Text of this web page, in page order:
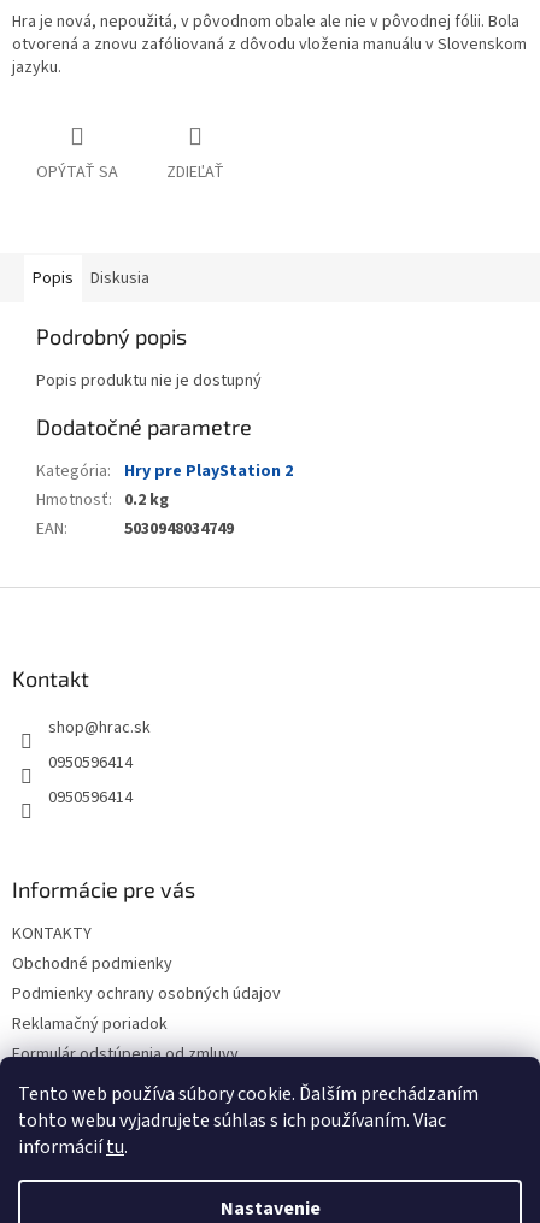
Tento web používa súbory cookie. Ďalším prechádzaním
tohto webu vyjadrujete súhlas s ich používaním. Viac
informáciítu.
Nastavenie
Hra je nová, nepoužitá, v pôvodnom obale ale nie v pôvodnej fólii. Bola
otvorená a znovu zafóliovaná z dôvodu vloženia manuálu v Slovenskom
jazyku.
OPÝTAŤ SA ZDIEĽAŤ
Popis Diskusia
Podrobný popis
Popis produktu nie je dostupný
Dodatočné parametre
Kategória:
Hry pre PlayStation 2
Hmotnosť: 0.2 kg
EAN: 5030948034749
Kontakt
shop@hrac.sk
0950596414
0950596414
Informácie pre vás
KONTAKTY
Obchodné podmienky
Podmienky ochrany osobných údajov
Reklamačný poriadok
Formulár odstúpenia od zmluvy
Reklamačný formulár